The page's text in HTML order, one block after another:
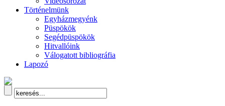
Történelmünk
Egyházmegyénk
Püspökök
Segédpüspökök
Hitvallóink
Válogatott bibliográfia
Lapozó